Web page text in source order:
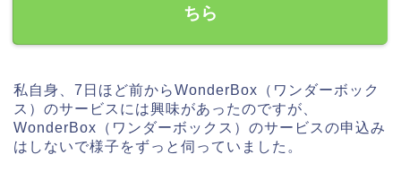
ちら
私自身、7日ほど前からWonderBox（ワンダーボック
ス）のサービスには興味があったのですが、
WonderBox（ワンダーボックス）のサービスの申込み
はしないで様子をずっと伺っていました。